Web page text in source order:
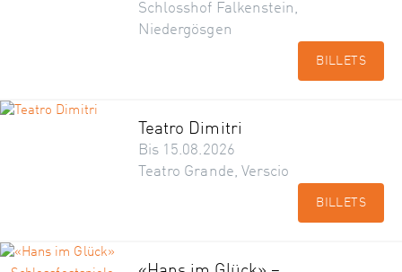
Schlosshof Falkenstein,
Niedergösgen
BILLETS
Teatro Dimitri
Bis 15.08.2026
Teatro Grande, Verscio
BILLETS